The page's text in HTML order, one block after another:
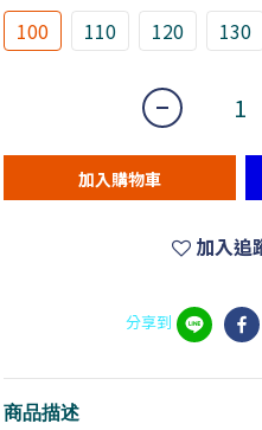
100 110 120 130
加入購物車
加入追
分享到
商品描述